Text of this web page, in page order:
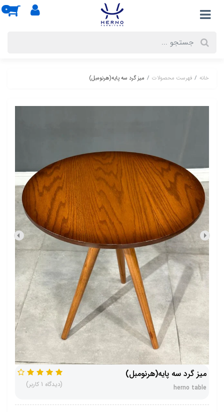
0
خانه فهرست محصولات میز گرد سه پایه(هرنومبل)
میز گرد سه پایه(هرنومبل)
herno table (دیدگاه 1 کاربر)